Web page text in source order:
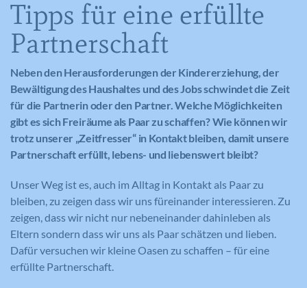
Tipps für eine erfüllte
Partnerschaft
Neben den Herausforderungen der Kindererziehung, der
Bewältigung des Haushaltes und des Jobs schwindet die Zeit
für die Partnerin oder den Partner. Welche Möglichkeiten
gibt es sich Freiräume als Paar zu schaffen? Wie können wir
trotz unserer „Zeitfresser“ in Kontakt bleiben, damit unsere
Partnerschaft erfüllt, lebens- und liebenswert bleibt?
Unser Weg ist es, auch im Alltag in Kontakt als Paar zu
bleiben, zu zeigen dass wir uns füreinander interessieren. Zu
zeigen, dass wir nicht nur nebeneinander dahinleben als
Eltern sondern dass wir uns als Paar schätzen und lieben.
Dafür versuchen wir kleine Oasen zu schaffen – für eine
erfüllte Partnerschaft.